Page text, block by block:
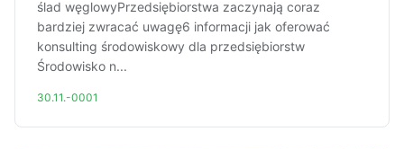
ślad węglowyPrzedsiębiorstwa zaczynają coraz
bardziej zwracać uwagę6 informacji jak oferować
konsulting środowiskowy dla przedsiębiorstw
Środowisko n...
30.11.-0001